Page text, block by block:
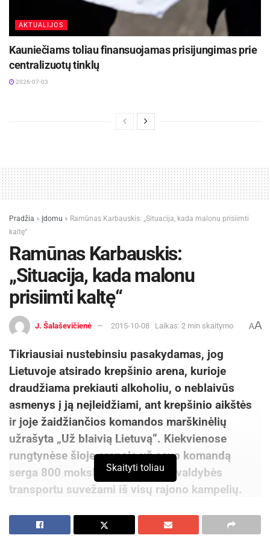
AKTUALIJOS
Kauniečiams toliau finansuojamas prisijungimas prie
centralizuotų tinklų
2026-07-03
Pradžia » Įdomu » Ramūnas Karbauskis: „Situacija, kada malonu prisiimti
kaltę“
Ramūnas Karbauskis:
„Situacija, kada malonu
prisiimti kaltę“
J. Šalaševičienė 2015-10-08 Laikas: 2 min skaitymo AA
Tikriausiai nustebinsiu pasakydamas, jog
Lietuvoje atsirado krepšinio arena, kurioje
draudžiama prekiauti alkoholiu, o neblaivūs
asmenys į ją neįleidžiami, ant krepšinio aikštės
ir joje žaidžiančios komandos marškinėlių
užrašyta „Už blaivią Lietuvą“. Kiekvienose
rungtynėse šioje arenoje už savo komandą
serga 800 moksleivių, kurie savivaldybės
transportu suvežami iš visų rajono kampelių.
Nebandydamas jūsų kantrybės, pranešu, jog tai –
Kėdainių arena, „Nevėžio“ krepšinio komanda,
Skaityti toliau